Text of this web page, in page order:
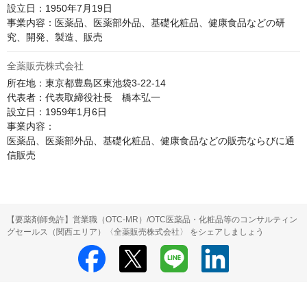
設立日：1950年7月19日
事業内容：医薬品、医薬部外品、基礎化粧品、健康食品などの研
究、開発、製造、販売
全薬販売株式会社
所在地：東京都豊島区東池袋3-22-14
代表者：代表取締役社長　橋本弘一
設立日：1959年1月6日
事業内容：
医薬品、医薬部外品、基礎化粧品、健康食品などの販売ならびに通
信販売
【要薬剤師免許】営業職（OTC-MR）/OTC医薬品・化粧品等のコンサルティン
グセールス（関西エリア）〈全薬販売株式会社〉 をシェアしましょう